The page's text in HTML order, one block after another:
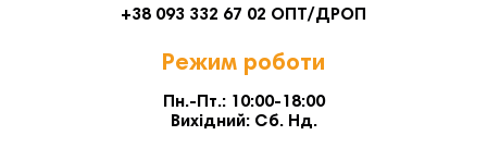
+38 093 332 67 02 ОПТ/ДРОП
Режим роботи
Пн.-Пт.: 10:00-18:00
Вихідний: Сб. Нд.